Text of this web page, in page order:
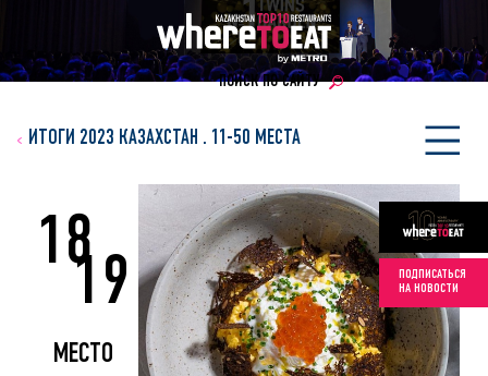
ПОИСК ПО САЙТУ
ПОДПИСАТЬСЯ
НА НОВОСТИ
ИТОГИ 2023 КАЗАХСТАН . 11-50 МЕСТА
18
19
МЕСТО